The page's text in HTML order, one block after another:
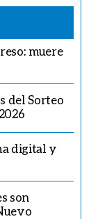
muere
del Sorteo
digital y
son